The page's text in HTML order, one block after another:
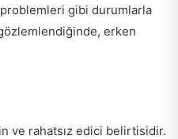
problemleri gibi durumlarla
erken
ve rahatsız edici belirtisidir.